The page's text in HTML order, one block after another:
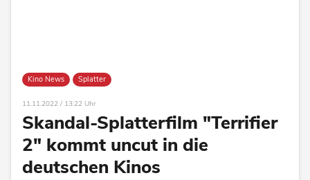
Kino News Splatter
11.11.2022 / 13:22 Uhr
Skandal-Splatterfilm "Terrifier
2" kommt uncut in die
deutschen Kinos